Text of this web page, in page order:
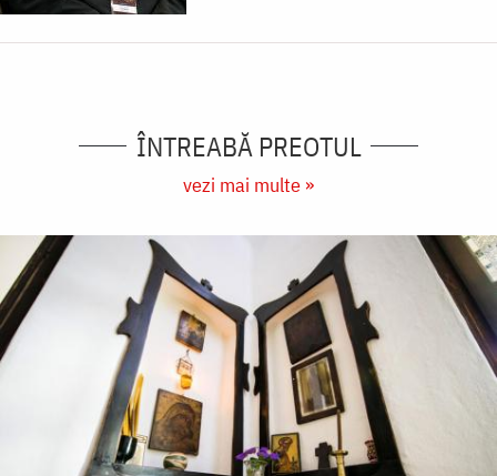
ÎNTREABĂ PREOTUL
vezi mai multe »